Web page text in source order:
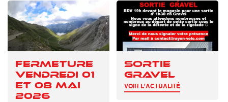
MARQUES
AVIS
ACTUALITÉS
CONTACT
REJOIGNEZ-
RESTEZ
INSCRIPTION
FERMETURE
VENDREDI 01
ET 08 MAI
2026
SORTIE
GRAVEL
VOIR L'ACTUALITÉ